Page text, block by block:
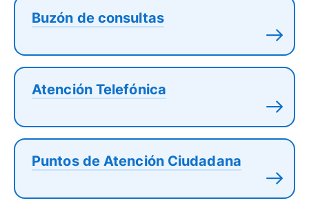
Buzón de consultas
Atención Telefónica
Puntos de Atención Ciudadana